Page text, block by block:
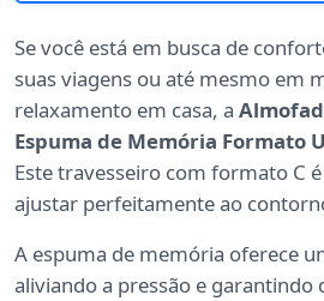
Se você está em busca de
suas viagens ou até mesmo em
relaxamento em casa, a
Espuma de Memória Formato U
Este travesseiro com formato C
ajustar perfeitamente ao
A espuma de memória oferece
aliviando a pressão e garantindo